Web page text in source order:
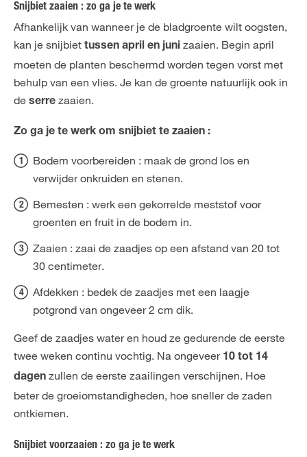
Snijbiet zaaien : zo ga je te werk
Afhankelijk van wanneer je de bladgroente wilt oogsten,
kan je snijbiet tussen april en juni zaaien. Begin april
moeten de planten beschermd worden tegen vorst met
behulp van een vlies. Je kan de groente natuurlijk ook in
de serre zaaien.
Zo ga je te werk om snijbiet te zaaien :
Bodem voorbereiden : maak de grond los en
verwijder onkruiden en stenen.
Bemesten : werk een gekorrelde meststof voor
groenten en fruit in de bodem in.
Zaaien : zaai de zaadjes op een afstand van 20 tot
30 centimeter.
Afdekken : bedek de zaadjes met een laagje
potgrond van ongeveer 2 cm dik.
Geef de zaadjes water en houd ze gedurende de eerste
twee weken continu vochtig. Na ongeveer 10 tot 14
dagen zullen de eerste zaailingen verschijnen. Hoe
beter de groeiomstandigheden, hoe sneller de zaden
ontkiemen.
Snijbiet voorzaaien : zo ga je te werk